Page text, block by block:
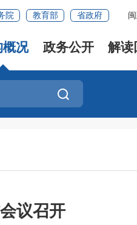
院 教育部 省政府
概况 政务公开 解读
议召开